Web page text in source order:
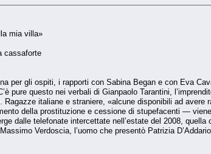
mia villa»
cassaforte
per gli ospiti, i rapporti con Sabina Began e con Eva
pure que­sto nei verbali di Gianpaolo Tarantini,
italiane e straniere, «alcune disponibili ad
della prostituzione e cessione di stupefacenti —
dalle tele­fonate intercettate nell’estate del 2008,
Ver­doscia, l’uomo che presentò Patrizia